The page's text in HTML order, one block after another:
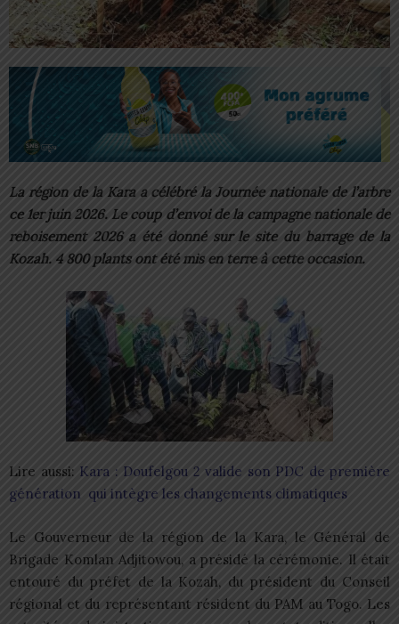
La région de la Kara a célébré la Journée nationale de l’arbre
ce 1er juin 2026. Le coup d’envoi de la campagne nationale de
reboisement 2026 a été donné sur le site du barrage de la
Kozah. 4 800 plants ont été mis en terre à cette occasion.
Lire aussi: Kara : Doufelgou 2 valide son PDC de première
génération qui intègre les changements climatiques
Le Gouverneur de la région de la Kara, le Général de
Brigade Komlan Adjitowou, a présidé la cérémonie. Il était
entouré du préfet de la Kozah, du président du Conseil
régional et du représentant résident du PAM au Togo. Les